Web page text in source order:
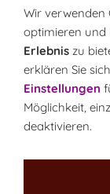
...Facebook
...Twitter
Rätseln &
Wir verwenden
optimieren und
Erlebnis zu
erklären Sie
Einstellungen
Möglichkeit,
deaktivieren.